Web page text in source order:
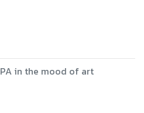
PA in the mood of art